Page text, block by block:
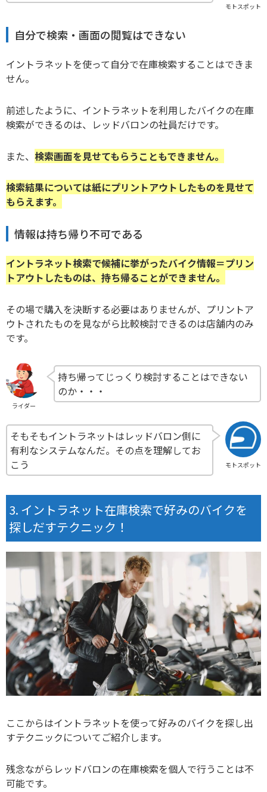
モトスポット
自分で検索・画面の閲覧はできない
イントラネットを使って自分で在庫検索することはできま
せん。
前述したように、イントラネットを利用したバイクの在庫
検索ができるのは、レッドバロンの社員だけです。
また、 検索画面を見せてもらうこともできません。
検索結果については紙にプリントアウトしたものを見せて
もらえます。
情報は持ち帰り不可である
イントラネット検索で候補に挙がったバイク情報＝プリン
トアウトしたものは、持ち帰ることができません。
その場で購入を決断する必要はありませんが、プリントア
ウトされたものを見ながら比較検討できるのは店舗内のみ
です。
ライダー
持ち帰ってじっくり検討することはできない
のか・・・
モトスポット
そもそもイントラネットはレッドバロン側に
有利なシステムなんだ。その点を理解してお
こう
イントラネット在庫検索で好みのバイクを
探しだすテクニック！
ここからはイントラネットを使って好みのバイクを探し出
すテクニックについてご紹介します。
残念ながらレッドバロンの在庫検索を個人で行うことは不
可能です。